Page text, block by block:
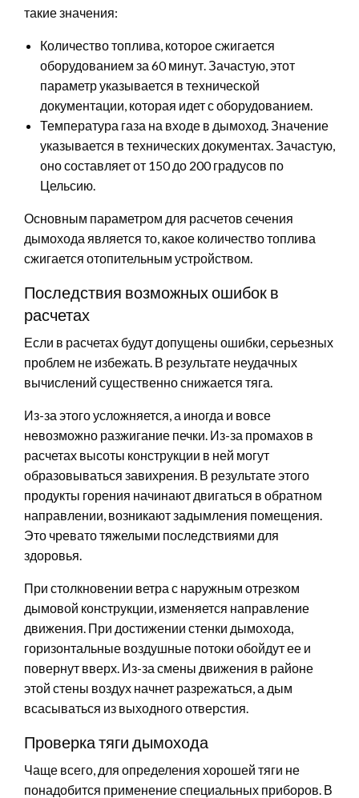
такие значения:
Количество топлива, которое сжигается
оборудованием за 60 минут. Зачастую, этот
параметр указывается в технической
документации, которая идет с оборудованием.
Температура газа на входе в дымоход. Значение
указывается в технических документах. Зачастую,
оно составляет от 150 до 200 градусов по
Цельсию.
Основным параметром для расчетов сечения
дымохода является то, какое количество топлива
сжигается отопительным устройством.
Последствия возможных ошибок в
расчетах
Если в расчетах будут допущены ошибки, серьезных
проблем не избежать. В результате неудачных
вычислений существенно снижается тяга.
Из-за этого усложняется, а иногда и вовсе
невозможно разжигание печки. Из-за промахов в
расчетах высоты конструкции в ней могут
образовываться завихрения. В результате этого
продукты горения начинают двигаться в обратном
направлении, возникают задымления помещения.
Это чревато тяжелыми последствиями для
здоровья.
При столкновении ветра с наружным отрезком
дымовой конструкции, изменяется направление
движения. При достижении стенки дымохода,
горизонтальные воздушные потоки обойдут ее и
повернут вверх. Из-за смены движения в районе
этой стены воздух начнет разрежаться, а дым
всасываться из выходного отверстия.
Проверка тяги дымохода
Чаще всего, для определения хорошей тяги не
понадобится применение специальных приборов. В